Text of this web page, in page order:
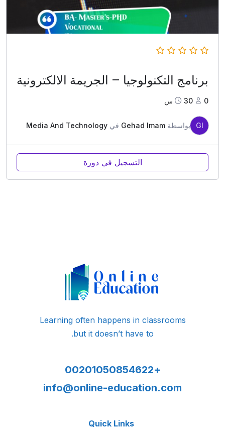
برنامج التكنولوجيا – الجريمة الالكترونية
0 30س
GI بواسطة Gehad Imam في Media And Technology
التسجيل في دورة
Learning often happens in classrooms
but it doesn’t have to.
+00201050854622
info@online-education.com
Quick Links